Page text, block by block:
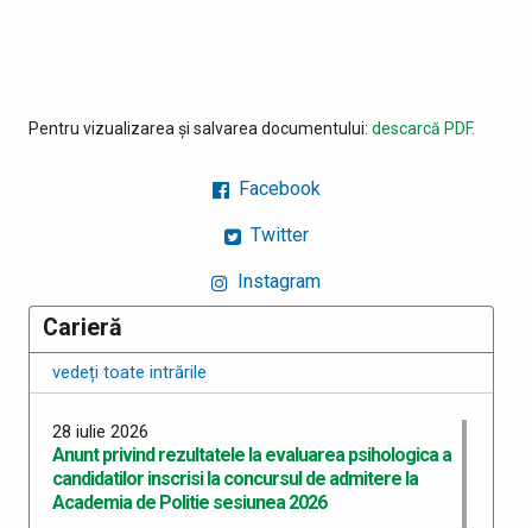
Pentru vizualizarea și salvarea documentului: descarcă PDF.
Facebook
Twitter
Instagram
Carieră
vedeți toate intrările
28 iulie 2026
Anunt privind rezultatele la evaluarea psihologica a
candidatilor inscrisi la concursul de admitere la
Academia de Politie sesiunea 2026